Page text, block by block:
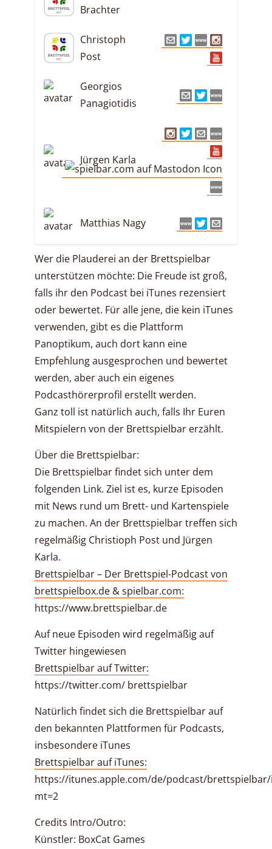
Brachter
Christoph
Post
Georgios
Panagiotidis
Jürgen Karla
Matthias Nagy
Wer die Plauderei an der Brettspielbar
unterstützen möchte: Die Freude ist groß,
falls ihr den Podcast bei iTunes rezensiert
oder bewertet. Für alle jene, die kein iTunes
verwenden, gibt es die Plattform
Panoptikum, auch dort kann eine
Empfehlung ausgesprochen und bewertet
werden, aber auch ein eigenes
Podcasthörerprofil erstellt werden.
Ganz toll ist natürlich auch, falls Ihr Euren
Mitspielern von der Brettspielbar erzählt.
Über die Brettspielbar:
Die Brettspielbar findet sich unter dem
folgenden Link. Ziel ist es, kurze Episoden
mit News rund um Brett- und Kartenspiele
zu machen. An der Brettspielbar treffen sich
regelmäßig Christioph Post und Jürgen
Karla.
Brettspielbar – Der Brettspiel-Podcast von
brettspielbox.de & spielbar.com:
https://www.brettspielbar.de
Auf neue Episoden wird regelmäßig auf
Twitter hingewiesen
Brettspielbar auf Twitter:
https://twitter.com/ brettspielbar
Natürlich findet sich die Brettspielbar auf
den bekannten Plattformen für Podcasts,
insbesondere iTunes
Brettspielbar auf iTunes:
https://itunes.apple.com/de/podcast/brettspielbar/
mt=2
Credits Intro/Outro:
Künstler: BoxCat Games